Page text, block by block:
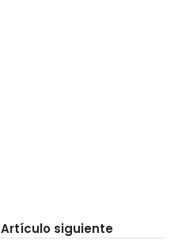
Artículo siguiente